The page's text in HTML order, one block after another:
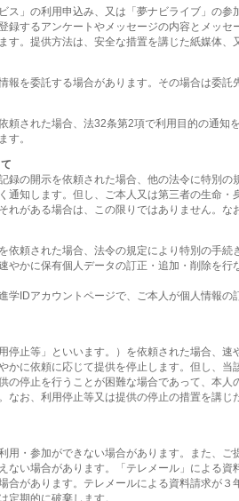
ス」の利用申込み、又は「夢ナビライブ」の
するアンケートやメッセージの内容とメッセ
。提供方法は、安全な措置を講じた紙媒体、
を委託する場合があります。その場合は委託
頼された場合、法32条第2項で利用目的の通知
す。
録の開示を依頼された場合、他の法令に特別
通知します。但し、ご本人又は第三者の生命
がある場合は、この限りではありません。な
依頼された場合、法令の規定により特別の手
やかに保有個人データの訂正・追加・削除を
学IDアカウントページで、ご本人が個人情報
停止等」といいます。）を依頼された場合、
かに依頼に応じて提供を停止します。但し、
の停止を行うことが困難な場合であって、本
なお、利用停止等又は提供の停止の措置を講
用・参加ができない場合があります。また、
ない場合があります。「テレメール」による
合があります。テレメールによる資料請求が
定期的に破棄します。